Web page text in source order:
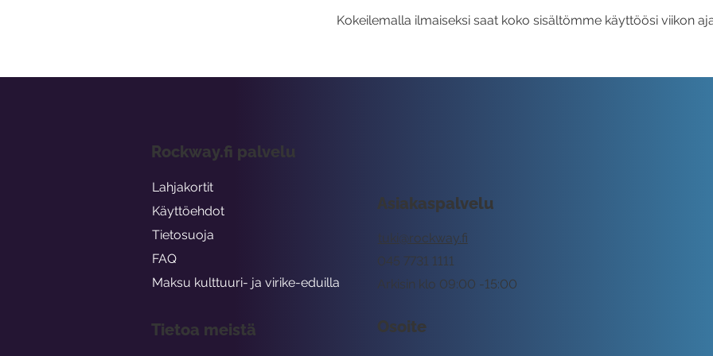
Kokeilemalla ilmaiseksi saat koko sisältömme käyttöösi viikon
Asiakaspalvelu
tuki@rockway.fi
Arkisin klo 09:00 -15:00
045 7731 1111
Osoite
Rockway.fi palvelu
Lahjakortit
Käyttöehdot
Tietosuoja
FAQ
Maksu kulttuuri- ja virike-eduilla
Tietoa meistä